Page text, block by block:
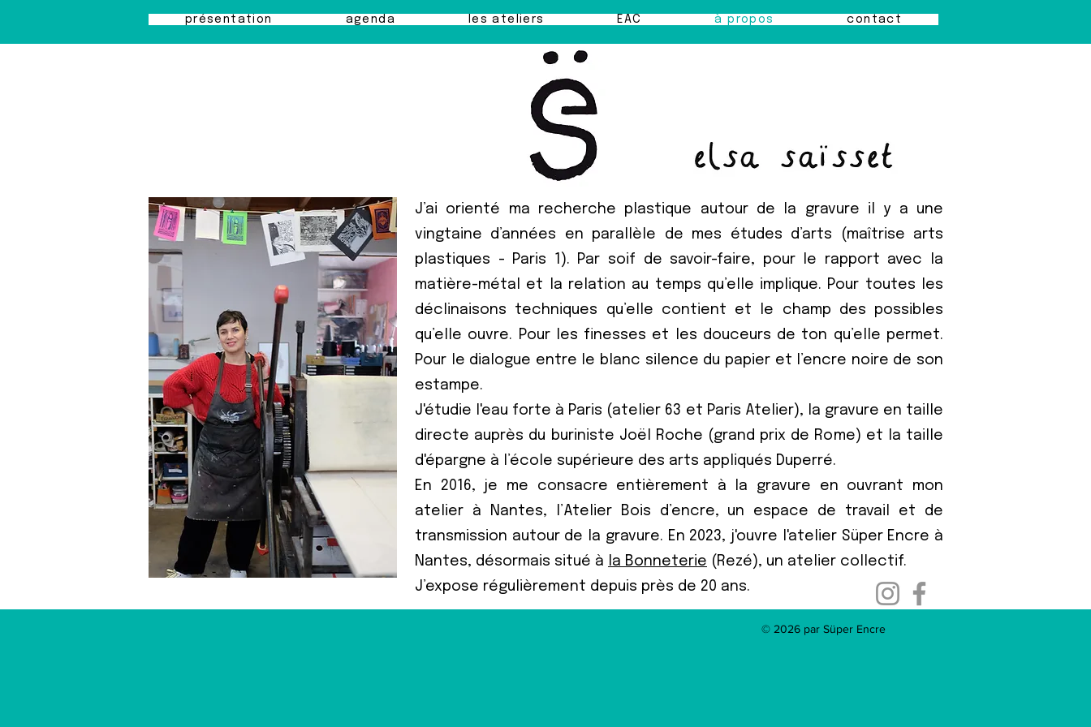
présentation agenda les ateliers EAC à propos contact
J’ai orienté ma recherche plastique autour de la gravure il y a une
vingtaine d’années en parallèle de mes études d’arts (maîtrise arts
plastiques - Paris 1). Par soif de savoir-faire, pour le rapport avec la
matière-métal et la relation au temps qu’elle implique. Pour toutes les
déclinaisons techniques qu’elle contient et le champ des possibles
qu’elle ouvre. Pour les finesses et les douceurs de ton qu’elle permet.
Pour le dialogue entre le blanc silence du papier et l’encre noire de son
estampe.
J'étudie l'eau forte à Paris (atelier 63 et Paris Atelier), la gravure en taille
directe auprès du buriniste Joël Roche (grand prix de Rome) et la taille
d'épargne à l’école supérieure des arts appliqués Duperré.
En 2016, je me consacre entièrement à la gravure en ouvrant mon
atelier à Nantes, l’Atelier Bois d’encre, un espace de travail et de
transmission autour de la gravure. En 2023, j'ouvre l'atelier Süper Encre à
Nantes, désormais situé à
la Bonneterie (Rezé), un atelier collectif.
J’expose régulièrement depuis près de 20 ans.
© 2026 par Süper Encre